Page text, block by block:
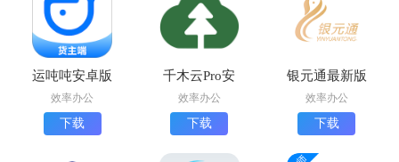
运吨吨安卓版
下载
效率办公
下载
千木云Pro安
卓版下载
效率办公
下载
银元通最新版
下载
效率办公
下载